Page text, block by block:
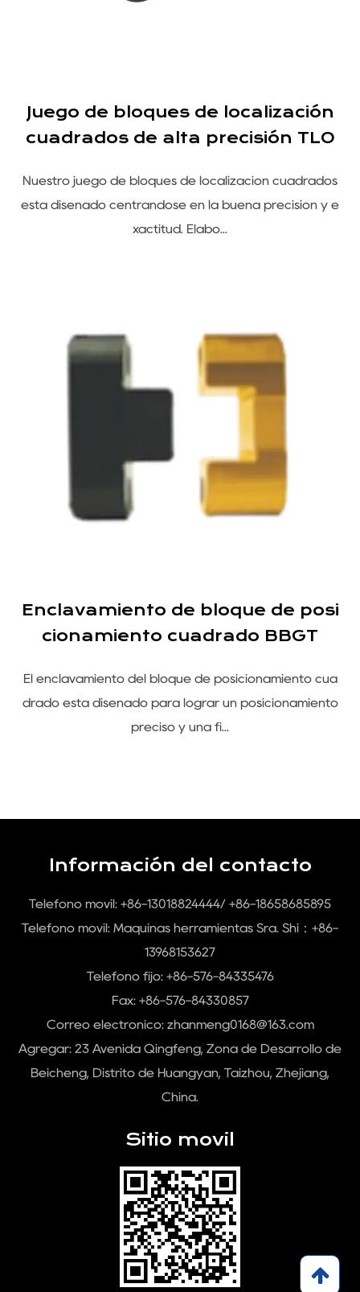
Juego de bloques de localización
cuadrados de alta precisión TLO
Nuestro juego de bloques de localización cuadrados
está diseñado centrándose en la buena precisión y e
xactitud. Elabo...
Enclavamiento de bloque de posi
cionamiento cuadrado BBGT
El enclavamiento del bloque de posicionamiento cua
drado está diseñado para lograr un posicionamiento
preciso y una fi...
Información del contacto
Teléfono móvil: +86-13018824444/ +86-18658685895
Teléfono móvil: Máquinas herramientas Sra. Shi：+86-
13968153627
Teléfono fijo: +86-576-84335476
Fax: +86-576-84330857
Correo electrónico: zhanmeng0168@163.com
Agregar: 23 Avenida Qingfeng, Zona de Desarrollo de
Beicheng, Distrito de Huangyan, Taizhou, Zhejiang,
China.
Sitio movil